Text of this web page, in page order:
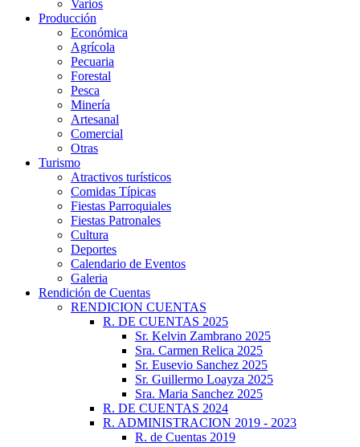
Varios
Producción
Económica
Agrícola
Pecuaria
Forestal
Pesca
Minería
Artesanal
Comercial
Otras
Turismo
Atractivos turísticos
Comidas Típicas
Fiestas Parroquiales
Fiestas Patronales
Cultura
Deportes
Calendario de Eventos
Galeria
Rendición de Cuentas
RENDICION CUENTAS
R. DE CUENTAS 2025
Sr. Kelvin Zambrano 2025
Sra. Carmen Relica 2025
Sr. Eusevio Sanchez 2025
Sr. Guillermo Loayza 2025
Sra. Maria Sanchez 2025
R. DE CUENTAS 2024
R. ADMINISTRACION 2019 - 2023
R. de Cuentas 2019